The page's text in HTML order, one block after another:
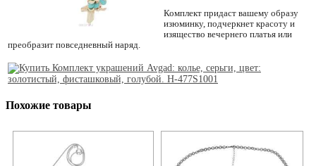
Комплект придаст вашему образу
изюминку, подчеркнет красоту и
изящество вечернего платья или
преобразит повседневный наряд.
Похожие товары